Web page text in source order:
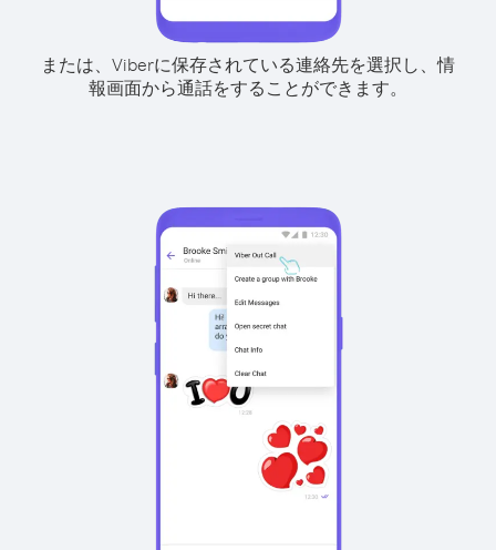
または、Viberに保存されている連絡先を選択し、情
報画面から通話をすることができます。